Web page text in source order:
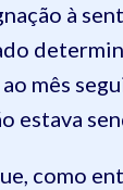
à
mês
estava
como